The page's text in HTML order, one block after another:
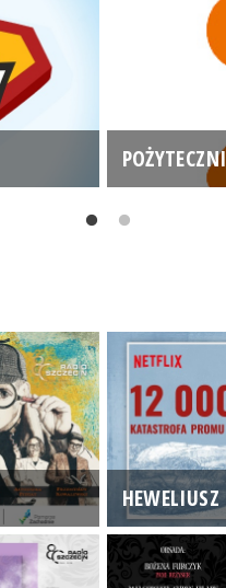
POŻYTECZNI
HEWELIUSZ